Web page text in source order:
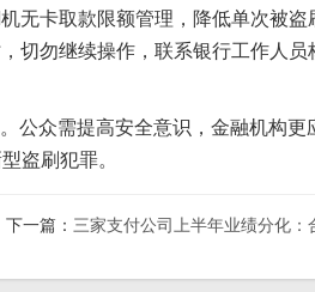
无卡取款限额管理，降低单次被
切勿继续操作，联系银行工作人员
公众需提高安全意识，金融机构更
盗刷犯罪。
下一篇： 三家支付公司上半年业绩分化：